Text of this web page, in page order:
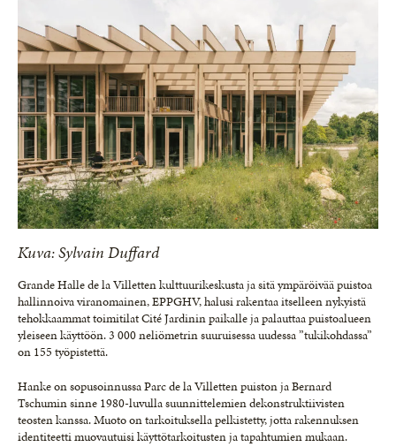
Kuva: Sylvain Duffard
Grande Halle de la Villetten kulttuurikeskusta ja sitä ympäröivää puistoa
hallinnoiva viranomainen, EPPGHV, halusi rakentaa itselleen nykyistä
tehokkaammat toimitilat Cité Jardinin paikalle ja palauttaa puistoalueen
yleiseen käyttöön. 3 000 neliömetrin suuruisessa uudessa ”tukikohdassa”
on 155 työpistettä.
Hanke on sopusoinnussa Parc de la Villetten puiston ja Bernard
Tschumin sinne 1980-luvulla suunnittelemien dekonstruktiivisten
teosten kanssa. Muoto on tarkoituksella pelkistetty, jotta rakennuksen
identiteetti muovautuisi käyttötarkoitusten ja tapahtumien mukaan.